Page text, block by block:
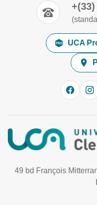
UCA
49 bd François